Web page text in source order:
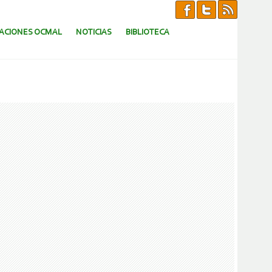
OCMAL NOTICIAS BIBLIOTECA